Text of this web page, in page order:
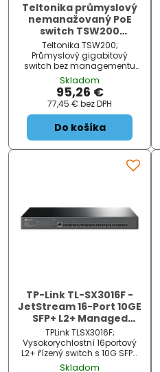
Teltonika průmyslový
nemanažovaný PoE
switch TSW200
8x802.3af/at
Teltonika TSW200;
Průmyslový gigabitový
switch bez managementu
nabízející osm RJ45 portů a
dva SFP porty. Na všech RJ45
portech je k dispozici
podpora PoE 802.3af/at .
Snadné použití bez n...
Skladom
95,26 €
77,45 € bez DPH
Do košíka
TP-Link TL-SX3016F -
JetStream 16-Port 10GE
SFP+ L2+ Managed
Switch/ 16× 10G SFP+
Sloty
TPLink TLSX3016F;
Vysokorychlostní 16portový
L2+ řízený switch s 10G SFP+
sloty . Kapacita switche je
Skladom